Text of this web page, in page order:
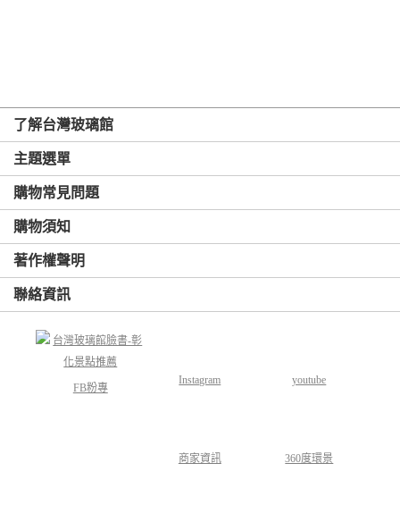
了解台灣玻璃館
主題選單
購物常見問題
購物須知
著作權聲明
聯絡資訊
FB粉專
Instagram youtube
商家資訊 360度環景